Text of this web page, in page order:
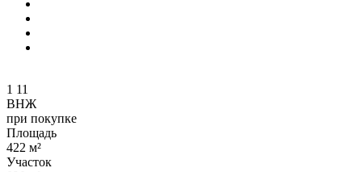
1 11
ВНЖ
при покупке
Площадь
422 м²
Участок